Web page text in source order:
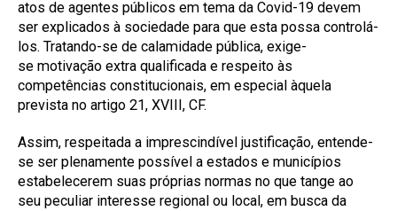
atos de agentes públicos em tema da Covid-19 devem
ser explicados à sociedade para que esta possa controlá-
los. Tratando-se de calamidade pública, exige-
se motivação extra qualificada e respeito às
competências constitucionais, em especial àquela
prevista no artigo 21, XVIII, CF.
Assim, respeitada a imprescindível justificação, entende-
se ser plenamente possível a estados e municípios
estabelecerem suas próprias normas no que tange ao
seu peculiar interesse regional ou local, em busca da